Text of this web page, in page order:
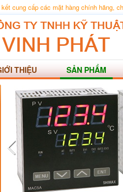
cung cấp các mặt hàng chính hãng,
THIỆU SẢN PHẨM